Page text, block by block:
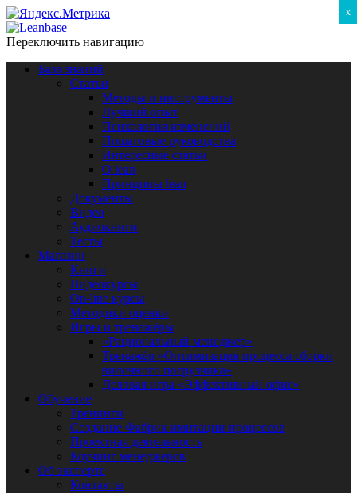
Переключить навигацию
База знаний
Статьи
Методы и инструменты
Лучший опыт
Психология изменений
Пошаговые руководства
Интересные статьи
O lean
Принципы lean
Документы
Видео
Аудиокниги
Тесты
Магазин
Книги
Видеокурсы
On-line курсы
Методики оценки
Игры и тренажёры
«Рациональный менеджер»
Тренажёр «Оптимизация процесса сборки
вилочного погрузчика»
Деловая игра «Эффективный офис»
Обучение
Тренинги
Создание Фабрик имитации процессов
Проектная деятельность
Коучинг менеджеров
Об эксперте
Контакты
x